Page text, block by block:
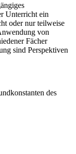
Unterricht ein
oder nur teilweise
von
Fächer
sind Perspektiven
des